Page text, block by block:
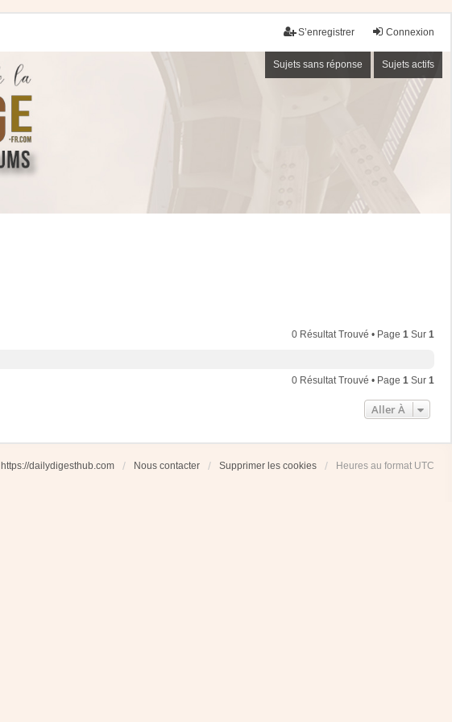
Connexion
S’enregistrer
Sujets sans réponse Sujets actifs
0 Résultat Trouvé • Page 1 Sur 1
0 Résultat Trouvé • Page 1 Sur 1
Aller À
https://dailydigesthub.com Nous contacter Supprimer les cookies Heures au format UTC